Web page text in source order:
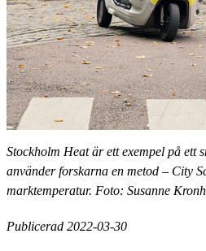
Stockholm Heat är ett exempel på ett
använder forskarna en metod – City
marktemperatur. Foto: Susanne
Publicerad 2022-03-30